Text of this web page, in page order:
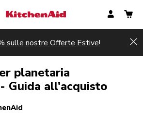
sulle nostre Offerte Estive!
planetaria
Guida all'acquisto